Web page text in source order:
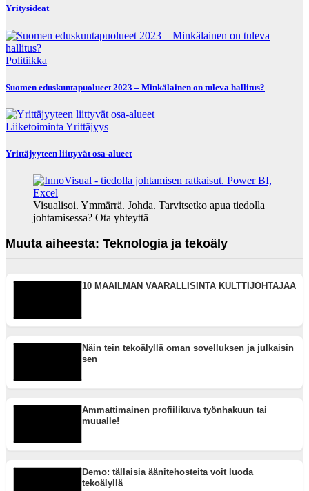
Yritysideat
Politiikka
Suomen eduskuntapuolueet 2023 – Minkälainen on tuleva hallitus?
Liiketoiminta Yrittäjyys
Yrittäjyyteen liittyvät osa-alueet
Visualisoi. Ymmärrä. Johda. Tarvitsetko apua tiedolla
johtamisessa? Ota yhteyttä
Muuta aiheesta: Teknologia ja tekoäly
10 MAAILMAN VAARALLISINTA KULTTIJOHTAJAA
Näin tein tekoälyllä oman sovelluksen ja julkaisin
sen
Ammattimainen profiilikuva työnhakuun tai
muualle!
Demo: tällaisia äänitehosteita voit luoda
tekoälyllä